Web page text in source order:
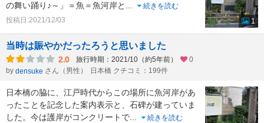
の舞い踊り♪～」＝魚＝魚河岸と ...
続きを読む
投稿日:2021/12/03
1
当時は賑やかだったろうと思いました
2.0 旅行時期：2021/10（約5年前）
0
by densuke さん（男性） 日本橋 クチコミ：199件
日本橋の脇に、江戸時代からこの場所に魚河岸があ
ったことを記念した案内表示と、石碑が建っていま
した。今は護岸がコンクリートで...
続きを読む